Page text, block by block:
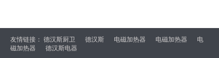
友情链接：德汉斯厨卫 德汉斯 电磁加热器 电磁加热器
电
磁加热器
德汉斯电器